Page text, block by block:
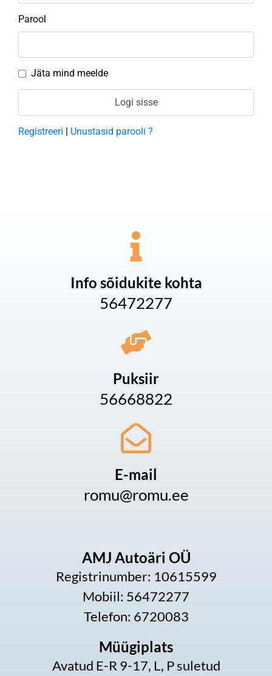
Parool
Jäta mind meelde
Registreeri | Unustasid parooli ?
Info sõidukite kohta
56472277
Puksiir
56668822
E-mail
romu@romu.ee
AMJ Autoäri OÜ
Registrinumber: 10615599
Mobiil: 56472277
Telefon: 6720083
Müügiplats
Avatud E-R 9-17, L, P suletud